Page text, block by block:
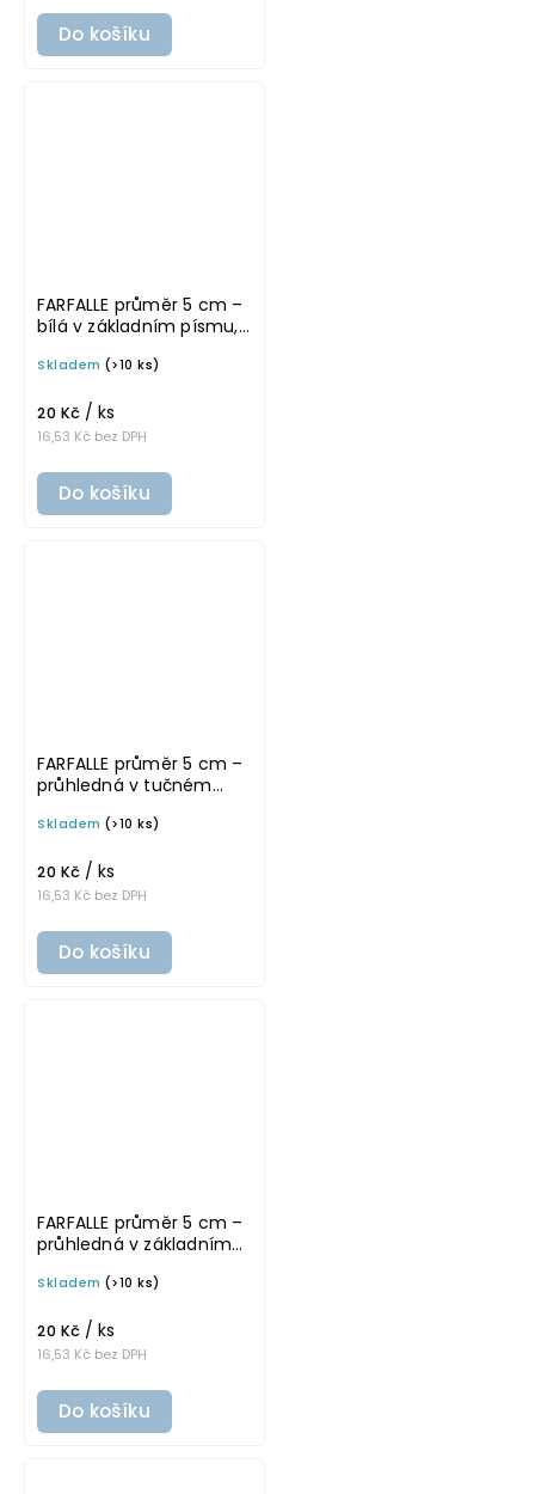
Do košíku
FARFALLE průměr 5 cm –
bílá v základním písmu,
na potravinové dózy
Skladem (>10 ks)
16,53 Kč bez DPH
20 Kč / ks
Do košíku
FARFALLE průměr 5 cm –
průhledná v tučném
samolepka na
Skladem (>10 ks)
16,53 Kč bez DPH
20 Kč / ks
Do košíku
FARFALLE průměr 5 cm –
průhledná v základním
samolepka na
Skladem (>10 ks)
16,53 Kč bez DPH
20 Kč / ks
Do košíku